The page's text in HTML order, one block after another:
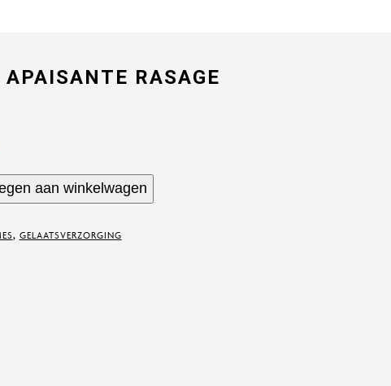
APAISANTE RASAGE
aan winkelwagen
, GELAATSVERZORGING